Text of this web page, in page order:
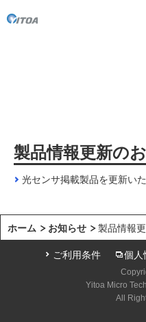
製品情報更新の
光センサ掲載製品を更新いた
ホーム お知らせ 製品情報
ご利用条件 個人
Yitoa Micro
All